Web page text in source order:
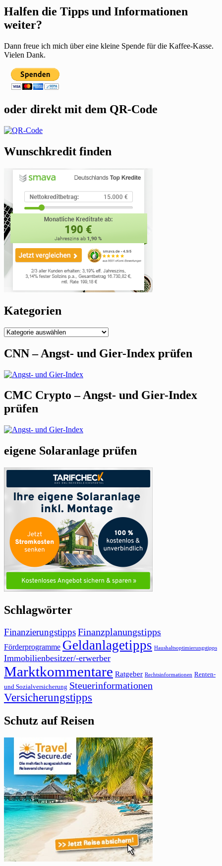
Halfen die Tipps und Informationen
weiter?
Dann freue ich mich über eine kleine Spende für die Kaffee-Kasse.
Vielen Dank.
oder direkt mit dem QR-Code
Wunschkredit finden
Kategorien
Kategorien
CNN – Angst- und Gier-Index prüfen
CMC Crypto – Angst- und Gier-Index
prüfen
eigene Solaranlage prüfen
Schlagwörter
FinanzierungstippsFinanzplanungstipps
Förderprogramme Geldanlagetipps Haushaltsoptimierungstipps
Immobilienbesitzer/-erwerber
Marktkommentare Ratgeber Rechtsinformationen Renten-
und Sozialversicherung Steuerinformationen
Versicherungstipps
Schutz auf Reisen